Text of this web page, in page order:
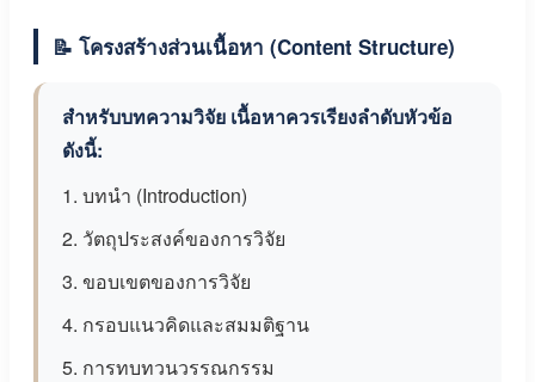
📝 โครงสร้างส่วนเนื้อหา (Content Structure)
สำหรับบทความวิจัย เนื้อหาควรเรียงลำดับหัวข้อ
ดังนี้:
1. บทนำ (Introduction)
2. วัตถุประสงค์ของการวิจัย
3. ขอบเขตของการวิจัย
4. กรอบแนวคิดและสมมติฐาน
5. การทบทวนวรรณกรรม